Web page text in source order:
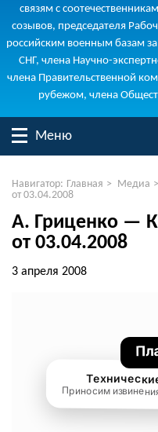
связям с
созывов, председателя
российским военным базам
СНГ, члена Научно-
члена Правительственной
рубежом, члена
Меню
Навигатор: Главная > Медиа >
от 03.04.2008
А. Гриценко —
от 03.04.2008
3 апреля 2008